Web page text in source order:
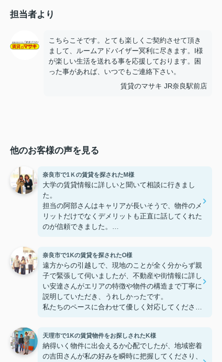
担当者より
こちらこそです。とても楽しくご契約させて頂き
まして、ルームアドバイザー冥利に尽きます。I様
が楽しい生活を送れる事を応援しております。困
った事があれば、いつでもご連絡下さい。
賃貸のマサキ JR奈良駅前店
他のお客様の声を見る
奈良市で1Ｋの賃貸を探されたM様
大学の賃貸情報に詳しいと聞いて相談に行きまし
た。
担当の阿部さんはキャリアが長いそうで、物件のメ
リットだけでなくデメリットも正直に話してくれた
のが信頼できました。
す。
奈良市で1Kの賃貸を探されたO様
遠方からの引越しで、現地のことが全く分からず親
子で緊張して伺いましたが、不動産や街情報に詳し
い安達さんがエリアの特徴や物件の構造まで丁寧に
説明していただき、うれしかったです。
私たちのペースに合わせて優しく対応してくださっ
り、感謝しています。安達さん、ありがとうござい
ました！
天理市で1Kの賃貸物件をお探しされたK様
納得いく物件に出会えるか心配でしたが、地域密着
の吉田さんが私の好みを瞬時に把握してくださり、